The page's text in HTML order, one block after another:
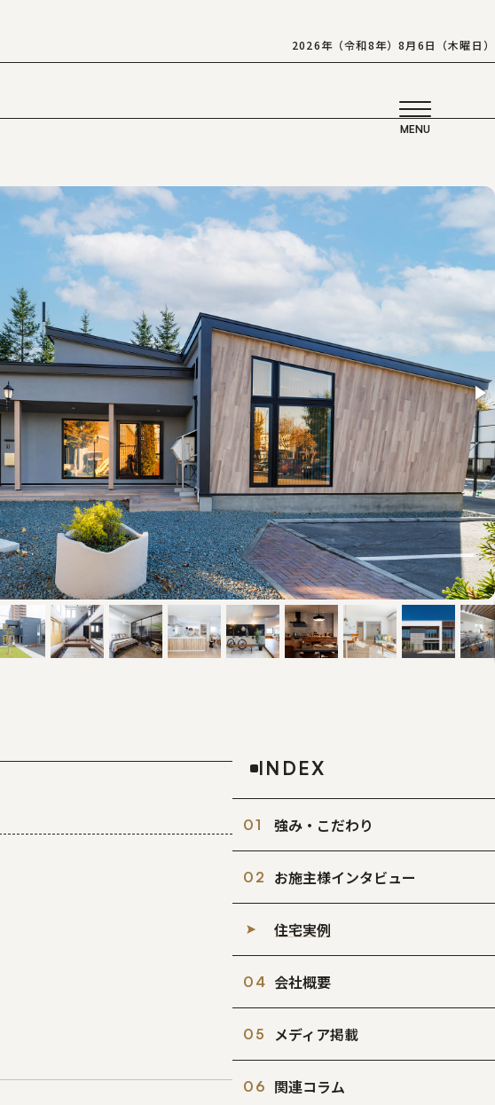
2026年（令和8年）8月6日（木曜日）
INDEX
強み・こだわり
お施主様インタビュー
住宅実例
会社概要
メディア掲載
関連コラム